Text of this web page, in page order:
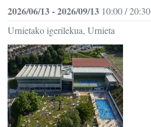
2026/06/13 - 2026/09/1310:00 / 20:30
Urnietako igerilekua, Urnieta